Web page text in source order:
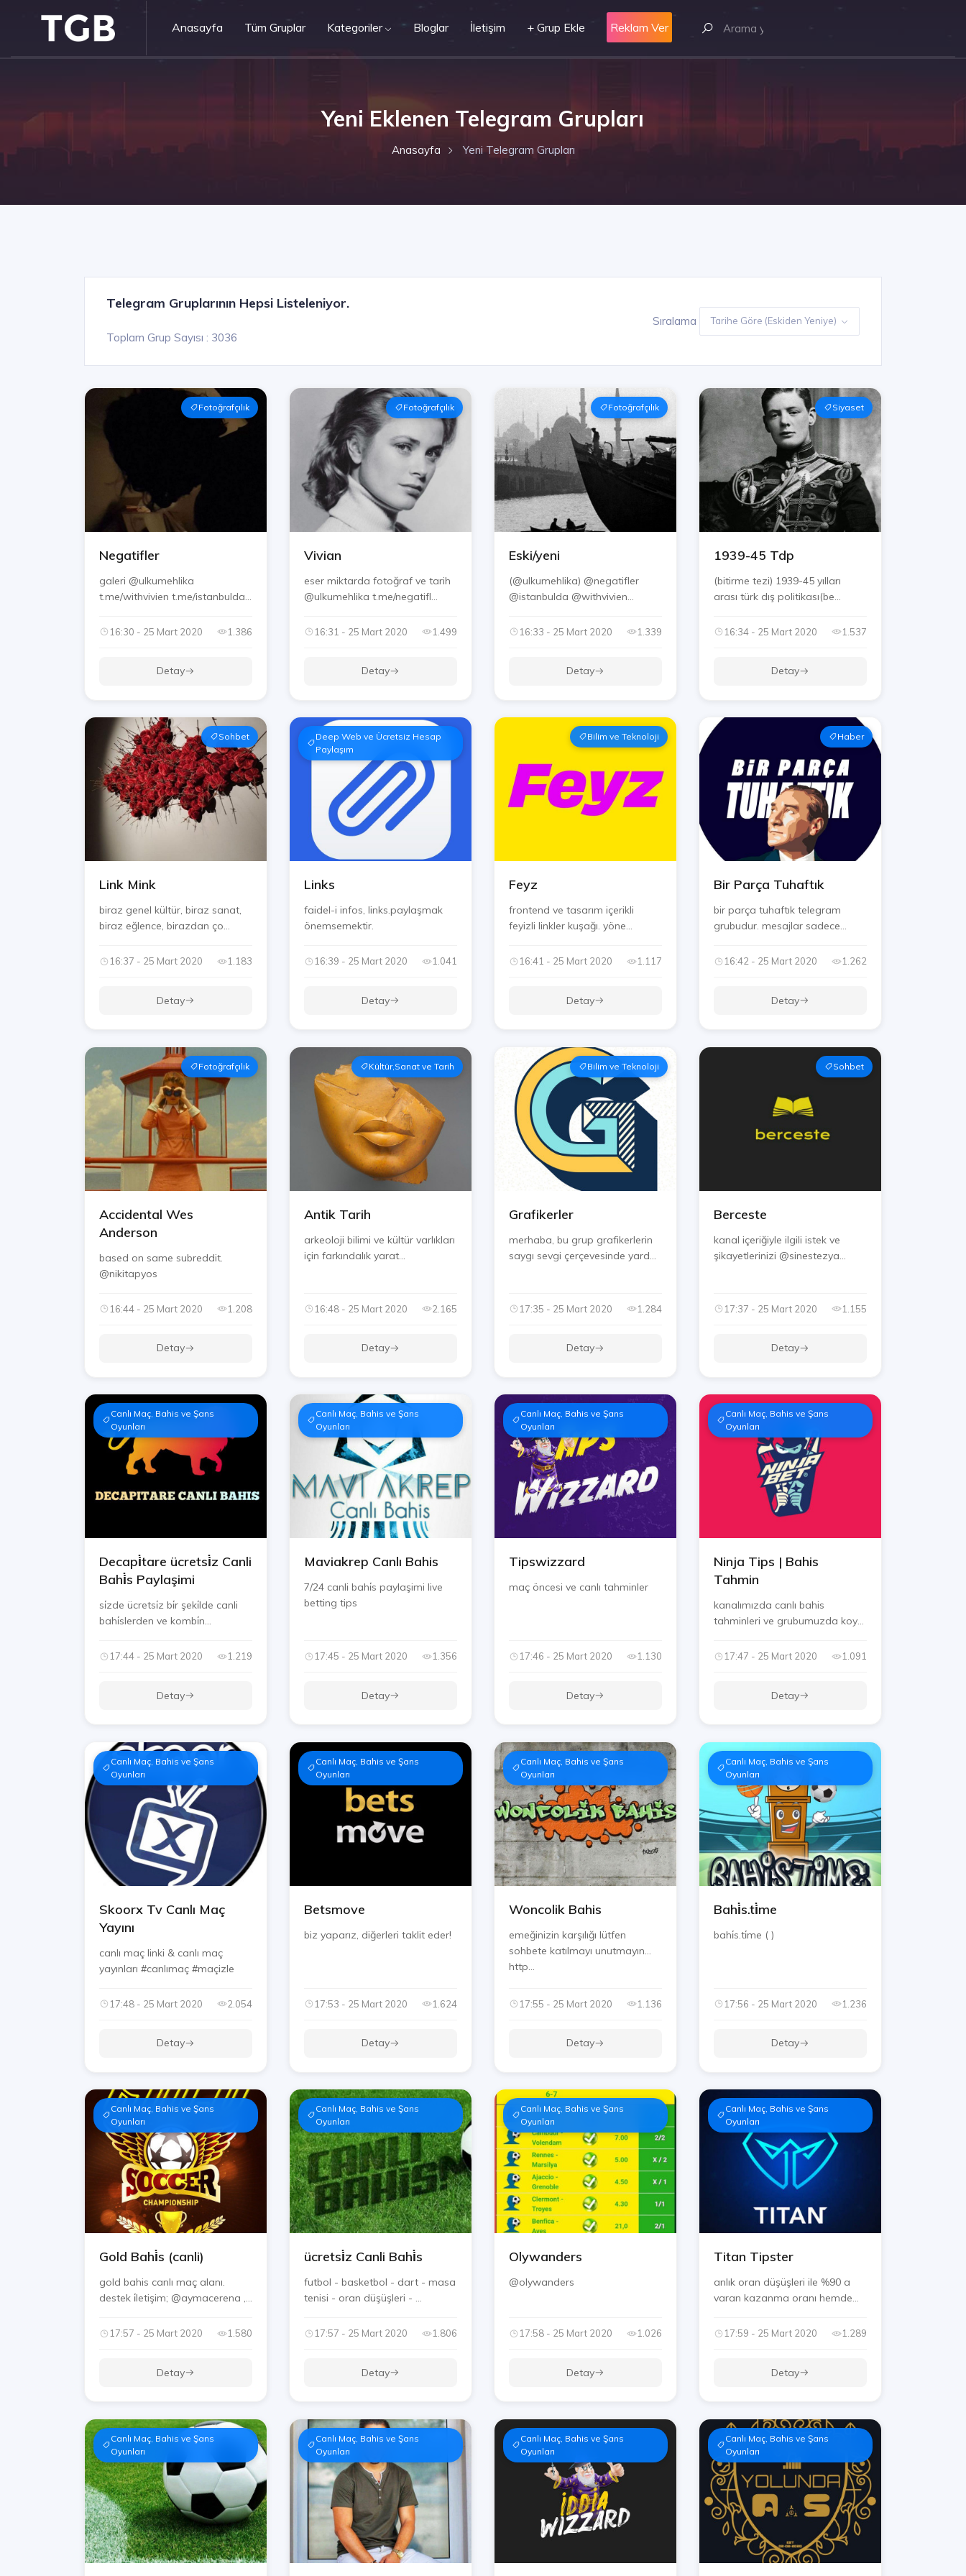
Anasayfa Tüm Gruplar Kategoriler Bloglar İletişim + Grup Ekle Reklam Ver
Yeni Eklenen Telegram Grupları
Anasayfa Yeni Telegram Grupları
Telegram Gruplarının Hepsi Listeleniyor.
Toplam Grup Sayısı : 3036
Sıralama Tarihe Göre (Eskiden Yeniye)
Fotoğrafçılık
Negatifler
galeri @ulkumehlika
t.me/withvivien t.me/istanbulda
16:30 - 25 Mart 2020 1.386
Detay
Fotoğrafçılık
Vivian
eser miktarda fotoğraf ve tarih
@ulkumehlika t.me/negatifl...
16:31 - 25 Mart 2020 1.499
Detay
Fotoğrafçılık
Eski/yeni
(@ulkumehlika) @negatifler
@istanbulda @withvivien
16:33 - 25 Mart 2020 1.339
Detay
Siyaset
1939-45 Tdp
(bitirme tezi) 1939-45 yılları
arası türk dış politikası(be...
16:34 - 25 Mart 2020 1.537
Detay
Sohbet
Link Mink
biraz genel kültür, biraz sanat,
biraz eğlence, birazdan ço...
16:37 - 25 Mart 2020 1.183
Detay
Deep Web ve Ücretsiz Hesap
Paylaşım
Links
faidel-i infos, links.paylaşmak
önemsemektir.
16:39 - 25 Mart 2020 1.041
Detay
Bilim ve Teknoloji
Feyz
frontend ve tasarım içerikli
feyizli linkler kuşağı. yöne...
16:41 - 25 Mart 2020 1.117
Detay
Haber
Bir Parça Tuhaftık
bir parça tuhaftık telegram
grubudur. mesajlar sadece
16:42 - 25 Mart 2020 1.262
Detay
Fotoğrafçılık
Accidental Wes
Anderson
based on same subreddit.
@nikitapyos
16:44 - 25 Mart 2020 1.208
Detay
Kültür,Sanat ve Tarih
Antik Tarih
arkeoloji bilimi ve kültür varlıkları
için farkındalık yarat...
16:48 - 25 Mart 2020 2.165
Detay
Bilim ve Teknoloji
Grafikerler
merhaba, bu grup grafikerlerin
saygı sevgi çerçevesinde yard...
17:35 - 25 Mart 2020 1.284
Detay
Sohbet
Berceste
kanal içeriğiyle ilgili istek ve
şikayetlerinizi @sinestezya...
17:37 - 25 Mart 2020 1.155
Detay
Canlı Maç, Bahis ve Şans
Oyunları
Decapi̇tare ücretsi̇z Canli
Bahi̇s Paylaşimi
si̇zde ücretsi̇z bi̇r şeki̇lde canli
bahi̇slerden ve kombi̇n...
17:44 - 25 Mart 2020 1.219
Detay
Canlı Maç, Bahis ve Şans
Oyunları
Maviakrep Canlı Bahis
7/24 canli bahi̇s paylaşimi live
betting tips
17:45 - 25 Mart 2020 1.356
Detay
Canlı Maç, Bahis ve Şans
Oyunları
Tipswizzard
maç öncesi ve canlı tahminler
17:46 - 25 Mart 2020 1.130
Detay
Canlı Maç, Bahis ve Şans
Oyunları
Ninja Tips | Bahis
Tahmin
kanalımızda canlı bahis
tahminleri ve grubumuzda koyu
17:47 - 25 Mart 2020 1.091
Detay
Canlı Maç, Bahis ve Şans
Oyunları
Skoorx Tv Canlı Maç
Yayını
canlı maç linki & canlı maç
yayınları #canlımaç #maçizle
17:48 - 25 Mart 2020 2.054
Detay
Canlı Maç, Bahis ve Şans
Oyunları
Betsmove
biz yaparız, diğerleri taklit eder!
17:53 - 25 Mart 2020 1.624
Detay
Canlı Maç, Bahis ve Şans
Oyunları
Woncolik Bahis
emeğinizin karşılığı lütfen
sohbete katılmayı unutmayın
http...
17:55 - 25 Mart 2020 1.136
Detay
Canlı Maç, Bahis ve Şans
Oyunları
Bahi̇s.ti̇me
bahi̇s.ti̇me ( ️)
17:56 - 25 Mart 2020 1.236
Detay
Canlı Maç, Bahis ve Şans
Oyunları
Gold Bahi̇s (canli)
gold bahis canlı maç alanı.
destek i̇letişim; @aymacerena ,
17:57 - 25 Mart 2020 1.580
Detay
Canlı Maç, Bahis ve Şans
Oyunları
ücretsi̇z Canli Bahi̇s
futbol - basketbol - dart - masa
tenisi - oran düşüşleri - ...
17:57 - 25 Mart 2020 1.806
Detay
Canlı Maç, Bahis ve Şans
Oyunları
Olywanders
@olywanders
17:58 - 25 Mart 2020 1.026
Detay
Canlı Maç, Bahis ve Şans
Oyunları
Titan Tipster
anlık oran düşüşleri ile %90 a
varan kazanma oranı hemde
17:59 - 25 Mart 2020 1.289
Detay
Canlı Maç, Bahis ve Şans
Oyunları
Canlı Maç, Bahis ve Şans
Oyunları
Canlı Maç, Bahis ve Şans
Oyunları
Canlı Maç, Bahis ve Şans
Oyunları